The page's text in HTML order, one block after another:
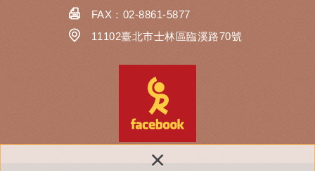
×
FAX：02-8861-5877
11102臺北市士林區臨溪路70號